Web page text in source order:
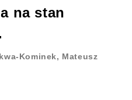
na stan
Kominek, Mateusz